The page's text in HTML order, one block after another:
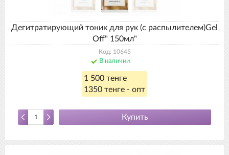
Дегитратирующий тоник для рук (с распылителем)Gel
Off" 150мл"
Код: 10645
В наличии
1 500 тенге
1350 тенге - опт
Купить